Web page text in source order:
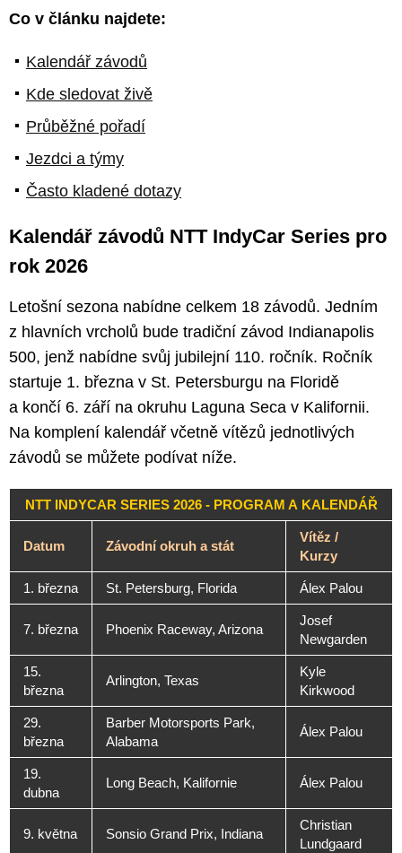
Co v článku najdete:
Kalendář závodů
Kde sledovat živě
Průběžné pořadí
Jezdci a týmy
Často kladené dotazy
Kalendář závodů NTT IndyCar Series pro
rok 2026
Letošní sezona nabídne celkem 18 závodů. Jedním
z hlavních vrcholů bude tradiční závod Indianapolis
500, jenž nabídne svůj jubilejní 110. ročník. Ročník
startuje 1. března v St. Petersburgu na Floridě
a končí 6. září na okruhu Laguna Seca v Kalifornii.
Na komplení kalendář včetně vítězů jednotlivých
závodů se můžete podívat níže.
NTT INDYCAR SERIES 2026 - PROGRAM A KALENDÁŘ
Datum Závodní okruh a stát
Vítěz /
Kurzy
1. března St. Petersburg, Florida Álex Palou
7. března Phoenix Raceway, Arizona
Josef
Newgarden
15.
března
Arlington, Texas
Kyle
Kirkwood
29.
března
Barber Motorsports Park,
Alabama
Álex Palou
19.
dubna
Long Beach, Kalifornie Álex Palou
9. května Sonsio Grand Prix, Indiana
Christian
Lundgaard